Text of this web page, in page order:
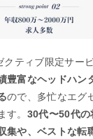
ティブ限定サービ
豊富なヘッドハン
ので、多忙なエグ
す。 30代〜50代の
集や、ベストな転